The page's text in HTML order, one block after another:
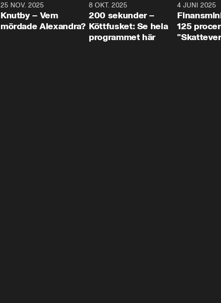
31:05
25 NOV. 2025
Knutby – Vem
mördade Alexandra?
4:29
8 OKT. 2025
200 sekunder –
Köttfusket: Se hela
programmet här
4 JUNI 2025
125